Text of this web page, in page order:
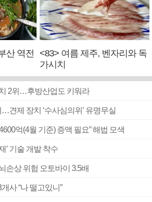
산 역전
<83> 여름 제주, 벤자리와 독
가시치
2위…후방산업도 키워라
…견제 장치 ‘수사심의위’ 유명무실
억(4월 기준) 증액 필요” 해법 모색
’ 기술 개발 착수
손상 위험 오토바이 3.5배
사 “나 떨고있니”